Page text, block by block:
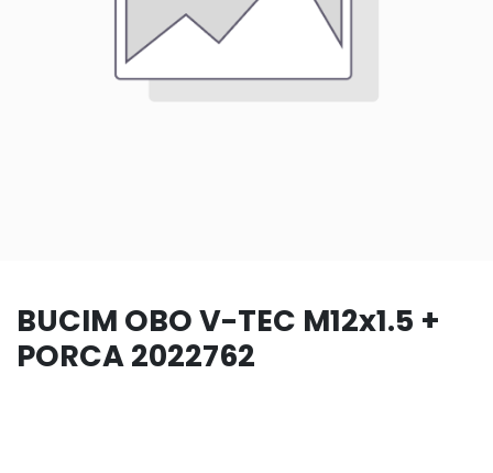
BUCIM OBO V-TEC M12x1.5 +
PORCA 2022762